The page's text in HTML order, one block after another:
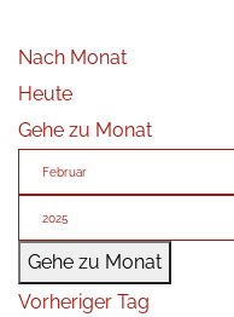
Nach Monat
Heute
Gehe zu Monat
Gehe zu Monat
Vorheriger Tag